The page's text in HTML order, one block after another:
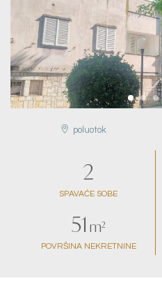
poluotok
2
SPAVAĆE SOBE
51 m²
POVRŠINA NEKRETNINE